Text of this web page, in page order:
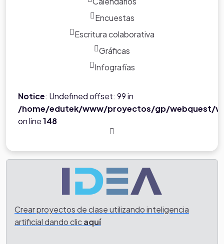
Encuestas
Escritura colaborativa
Gráficas
Infografías
Notice: Undefined offset: 99 in
/home/edutek/www/proyectos/gp/webquest/
on line148
Crear proyectos de clase utilizando inteligencia
artificial dando clicaquí
Elaborar una lista de los problemas ambientales más
importantes que estamos padeciendo.